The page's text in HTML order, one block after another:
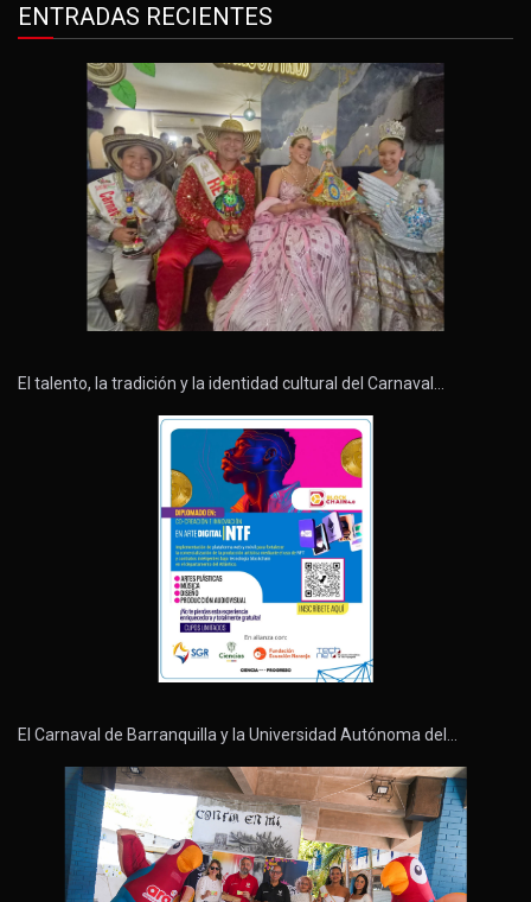
ENTRADAS RECIENTES
El talento, la tradición y la identidad cultural del Carnaval…
El Carnaval de Barranquilla y la Universidad Autónoma del…